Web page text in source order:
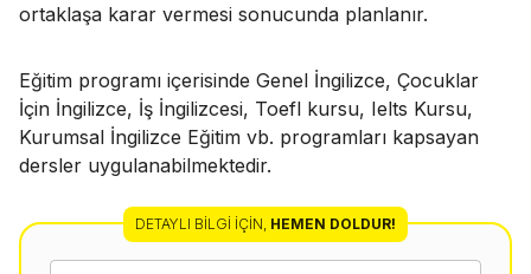
ortaklaşa karar vermesi sonucunda planlanır.
Eğitim programı içerisinde Genel İngilizce, Çocuklar
İçin İngilizce, İş İngilizcesi, Toefl kursu, Ielts Kursu,
Kurumsal İngilizce Eğitim vb. programları kapsayan
dersler uygulanabilmektedir.
DETAYLI BILGI İÇIN HEMEN DOLDUR!